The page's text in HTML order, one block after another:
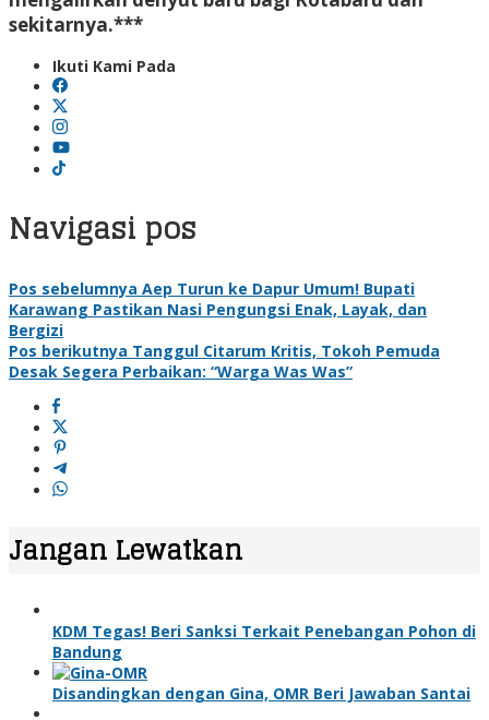
sekitarnya.***
Ikuti Kami Pada
Navigasi pos
Pos sebelumnya Aep Turun ke Dapur Umum! Bupati
Karawang Pastikan Nasi Pengungsi Enak, Layak, dan
Bergizi
Pos berikutnya Tanggul Citarum Kritis, Tokoh Pemuda
Desak Segera Perbaikan: “Warga Was Was”
Jangan Lewatkan
KDM Tegas! Beri Sanksi Terkait Penebangan Pohon di
Bandung
Disandingkan dengan Gina, OMR Beri Jawaban Santai